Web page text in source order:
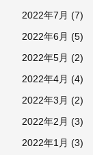
2022年7月 (7)
2022年6月 (5)
2022年5月 (2)
2022年4月 (4)
2022年3月 (2)
2022年2月 (3)
2022年1月 (3)